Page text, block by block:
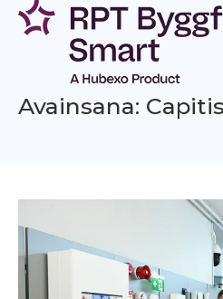
Siirry
sisältöön
Avainsana: